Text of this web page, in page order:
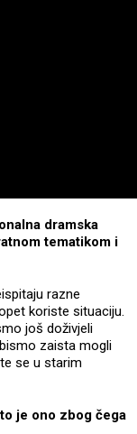
dramska
tematikom i
razne
koriste situaciju.
još doživjeli
zaista mogli
se u starim
je ono zbog čega